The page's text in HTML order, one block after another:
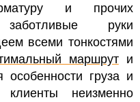
и прочих
руки
всеми тонкостями
маршрути
особенности груза и
неизменно